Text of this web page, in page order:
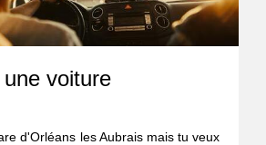
une voiture
d'Orléans les Aubrais mais tu veux